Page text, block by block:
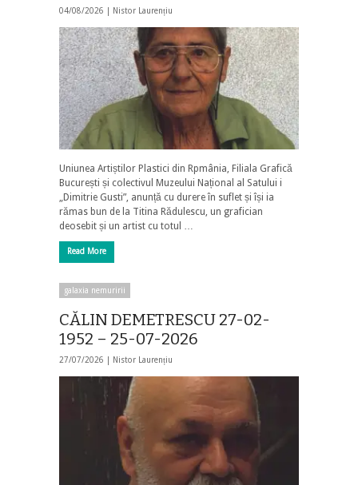
04/08/2026 | Nistor Laurențiu
Uniunea Artiștilor Plastici din Rpmânia, Filiala Grafică
București și colectivul Muzeului Național al Satului i
„Dimitrie Gusti”, anunță cu durere în suflet și își ia
rămas bun de la Titina Rădulescu, un grafician
deosebit și un artist cu totul …
Read More
galaxia nemuririi
CĂLIN DEMETRESCU 27-02-
1952 – 25-07-2026
27/07/2026 | Nistor Laurențiu